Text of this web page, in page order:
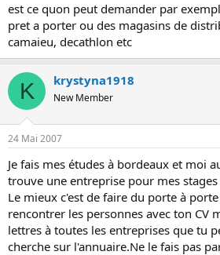
est ce quon peut demander par
pret a porter ou des magasins de
camaieu, decathlon etc
K krystyna1918
New Member
24 Mai 2007
Je fais mes études à bordeaux et moi
trouve une entreprise pour mes
Le mieux c'est de faire du porte à
rencontrer les personnes avec ton CV
lettres à toutes les entreprises que tu
cherche sur l'annuaire.Ne le fais pas